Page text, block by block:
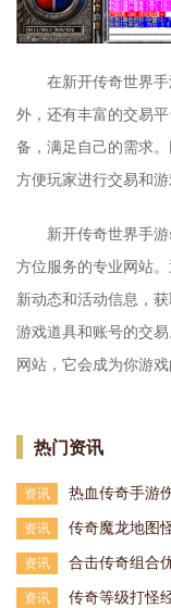
在新开传奇世界
外，还有丰富的交易
备，满足自己的需求
方便玩家进行交易和游
新开传奇世界手
方位服务的专业网站
新动态和活动信息，
游戏道具和账号的交
网站，它会成为你游戏
热门资讯
资讯 热血传奇手游
资讯 传奇魔龙地图
资讯 合击传奇组合
资讯 传奇等级打怪